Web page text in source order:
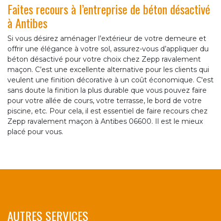
Faites recours à l’entreprise de béton désactivé
à Antibes
Si vous désirez aménager l’extérieur de votre demeure et
offrir une élégance à votre sol, assurez-vous d’appliquer du
béton désactivé pour votre choix chez Zepp ravalement
maçon. C’est une excellente alternative pour les clients qui
veulent une finition décorative à un coût économique. C'est
sans doute la finition la plus durable que vous pouvez faire
pour votre allée de cours, votre terrasse, le bord de votre
piscine, etc. Pour cela, il est essentiel de faire recours chez
Zepp ravalement maçon à Antibes 06600. Il est le mieux
placé pour vous.
AUTRES SERVICES